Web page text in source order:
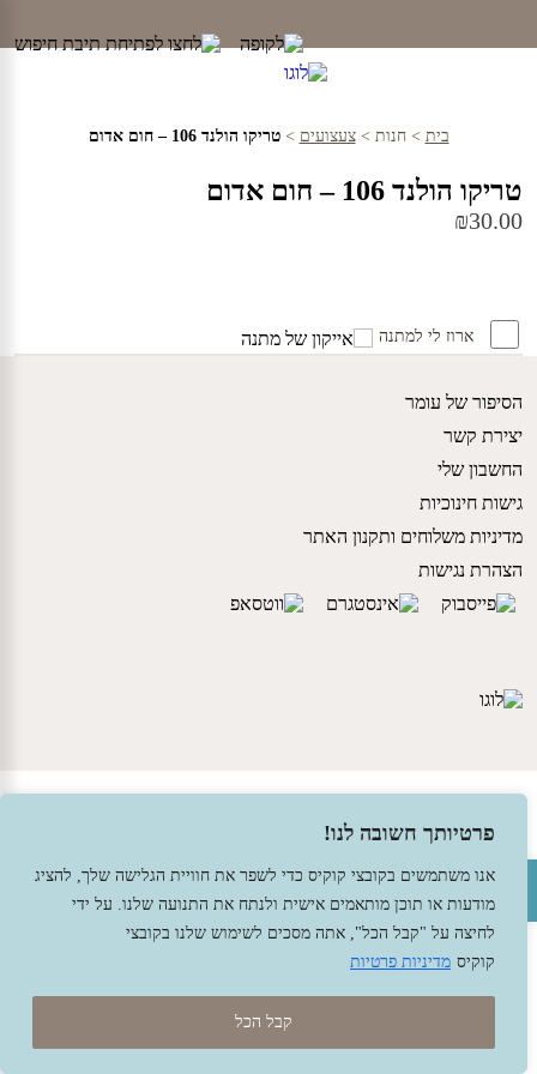
פרטיותך חשובה לנו!
אנו משתמשים בקובצי קוקיס כדי לשפר את חוויית הגלישה שלך, להציג
מודעות או תוכן מותאמים אישית ולנתח את התנועה שלנו. על ידי
לחיצה על "קבל הכל", אתה מסכים לשימוש שלנו בקובצי
קוקיס מדיניות פרטיות
קבל הכל
content
בית >חנות >צעצועים >טריקו הולנד 106 – חום אדום
טריקו הולנד 106 – חום אדום
₪30.00
ארוז לי למתנה
הסיפור של עומר
יצירת קשר
החשבון שלי
גישות חינוכיות
מדיניות משלוחים ותקנון האתר
הצהרת נגישות
עיצוב -גל פלג, בניה -שמרת דיגיטל - מומחה מחשוב ואינטרנט
פתח סרגל נגישות